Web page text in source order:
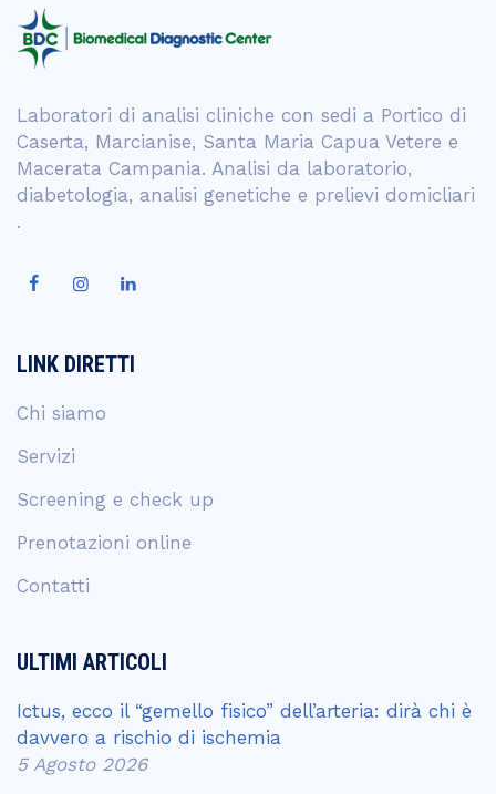
Laboratori di analisi cliniche con sedi a Portico di
Caserta, Marcianise, Santa Maria Capua Vetere e
Macerata Campania. Analisi da laboratorio,
diabetologia, analisi genetiche e prelievi domicliari
.
LINK DIRETTI
Chi siamo
Servizi
Screening e check up
Prenotazioni online
Contatti
ULTIMI ARTICOLI
Ictus, ecco il “gemello fisico” dell’arteria: dirà chi è
davvero a rischio di ischemia
5 Agosto 2026